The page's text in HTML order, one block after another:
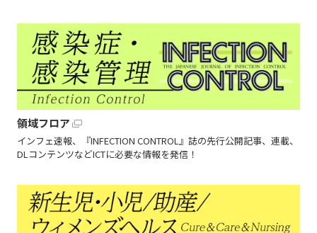
領域フロア
インフェ速報、『INFECTION CONTROL』誌の先行公開記事、連載、
DLコンテンツなどICTに必要な情報を発信！